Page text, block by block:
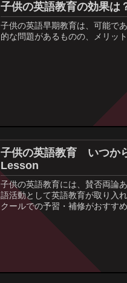
子供の英語教育の効果は
子供の英語早期教育は、可能で
的な問題があるものの、メリッ
子供の英語教育 いつ
Lesson
子供の英語教育には、賛否両論
語活動として英語教育が取り入
クールでの予習・補修がおすすめ